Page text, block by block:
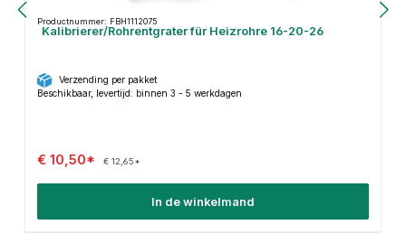
Productnummer: FBH1112075
Kalibrierer/Rohrentgrater für Heizrohre 16-20-26
Verzending per pakket
Beschikbaar, levertijd: binnen 3 - 5 werkdagen
€ 10,50* € 12,65*
In de winkelmand